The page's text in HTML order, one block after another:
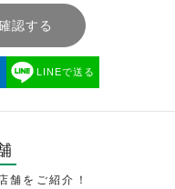
認する
LINEで送る
舗をご紹介！